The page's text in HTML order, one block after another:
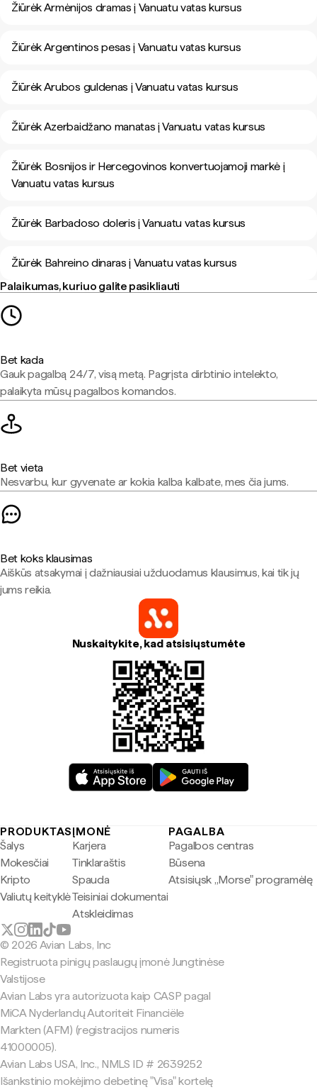
Žiūrėk Armėnijos dramas į Vanuatu vatas kursus
Žiūrėk Argentinos pesas į Vanuatu vatas kursus
Žiūrėk Arubos guldenas į Vanuatu vatas kursus
Žiūrėk Azerbaidžano manatas į Vanuatu vatas kursus
Žiūrėk Bosnijos ir Hercegovinos konvertuojamoji markė į
Vanuatu vatas kursus
Žiūrėk Barbadoso doleris į Vanuatu vatas kursus
Žiūrėk Bahreino dinaras į Vanuatu vatas kursus
Palaikumas, kuriuo galite pasikliauti
Bet kada
Gauk pagalbą 24/7, visą metą. Pagrįsta dirbtinio intelekto,
palaikyta mūsų pagalbos komandos.
Bet vieta
Nesvarbu, kur gyvenate ar kokia kalba kalbate, mes čia jums.
Bet koks klausimas
Aiškūs atsakymai į dažniausiai užduodamus klausimus, kai tik jų
jums reikia.
Nuskaitykite, kad atsisiųstumėte
PRODUKTAS
Šalys
Mokesčiai
Kripto
Valiutų keityklė
ĮMONĖ
Karjera
Tinklaraštis
Spauda
Teisiniai dokumentai
Atskleidimas
PAGALBA
Pagalbos centras
Būsena
Atsisiųsk „Morse" programėlę
© 2026 Avian Labs, Inc
Registruota pinigų paslaugų įmonė Jungtinėse
Valstijose
Avian Labs yra autorizuota kaip CASP pagal
MiCA Nyderlandų Autoriteit Financiële
Markten (AFM) (registracijos numeris
41000005).
Avian Labs USA, Inc., NMLS ID # 2639252
Išankstinio mokėjimo debetinę "Visa" kortelę